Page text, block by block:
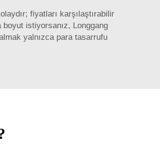
fiyatları karşılaştırabilir
istiyorsanız, Longgang
yalnızca para tasarrufu